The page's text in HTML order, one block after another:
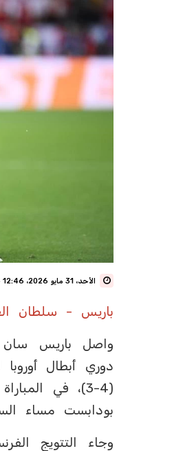
الأحد، 31 مايو 2026، 12:46 ص
باريس - سلطان
واصل باريس سان
دوري أبطال
(4-3)، في
بودابست مساء
وجاء التتويج